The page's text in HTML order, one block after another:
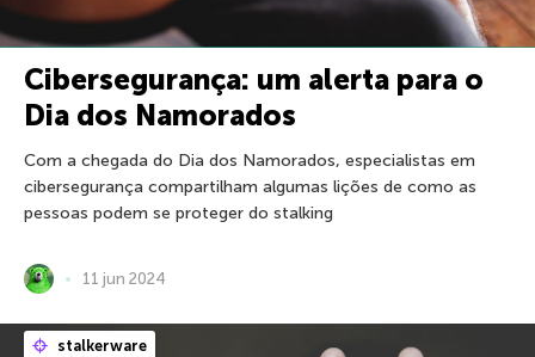
Cibersegurança: um alerta para o
Dia dos Namorados
Com a chegada do Dia dos Namorados, especialistas em
cibersegurança compartilham algumas lições de como as
pessoas podem se proteger do stalking
11 jun 2024
stalkerware